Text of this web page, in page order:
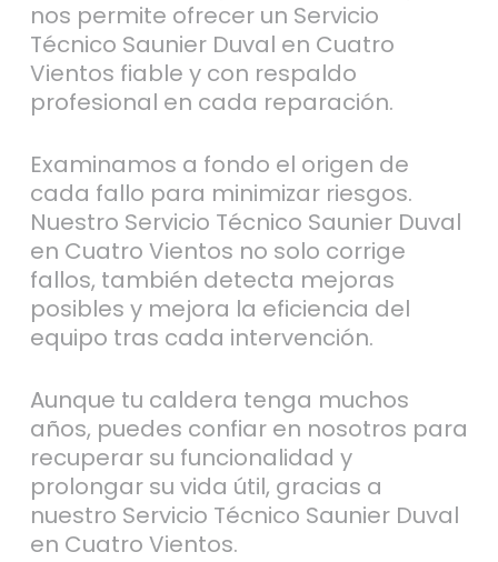
nos permite ofrecer un Servicio
Técnico Saunier Duval en Cuatro
Vientos fiable y con respaldo
profesional en cada reparación.
Examinamos a fondo el origen de
cada fallo para minimizar riesgos.
Nuestro Servicio Técnico Saunier Duval
en Cuatro Vientos no solo corrige
fallos, también detecta mejoras
posibles y mejora la eficiencia del
equipo tras cada intervención.
Aunque tu caldera tenga muchos
años, puedes confiar en nosotros para
recuperar su funcionalidad y
prolongar su vida útil, gracias a
nuestro Servicio Técnico Saunier Duval
en Cuatro Vientos.